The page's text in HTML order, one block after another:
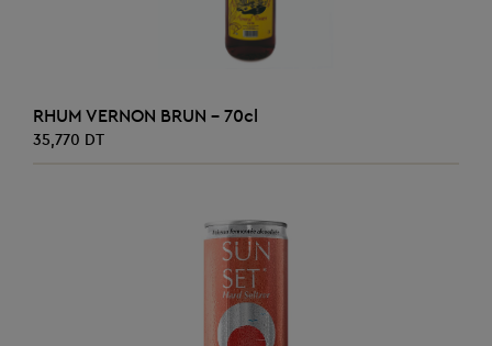
AJOUTER AU PANIER
RHUM VERNON BRUN - 70cl
35,770 DT